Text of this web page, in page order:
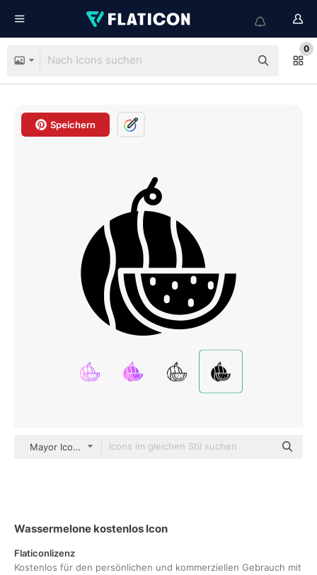
0
Speichern
Mayor Icons Glyph
Wassermelone kostenlos Icon
Flaticonlizenz
Kostenlos für den persönlichen und kommerziellen Gebrauch mit